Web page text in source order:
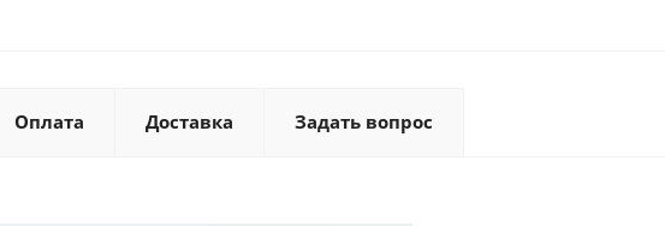
Оплата Доставка Задать вопрос